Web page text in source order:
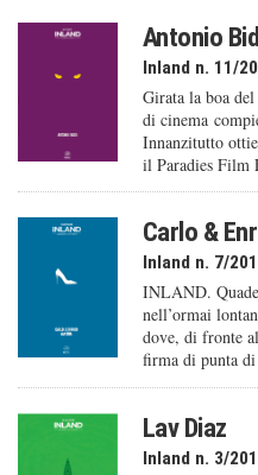
Antonio
Inland n. 11/
Girata la boa
di cinema
Innanzitutto
il Paradies Film
Carlo &
Inland n. 7/
INLAND.
nell’ormai
dove, di fronte
firma di punta
Lav Diaz
Inland n. 3/